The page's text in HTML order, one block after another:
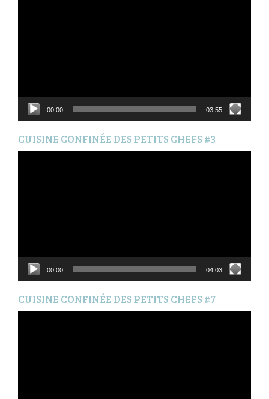
00:00 03:55
CUISINE CONFINÉE DES PETITS CHEFS #3
00:00 04:03
CUISINE CONFINÉE DES PETITS CHEFS #7